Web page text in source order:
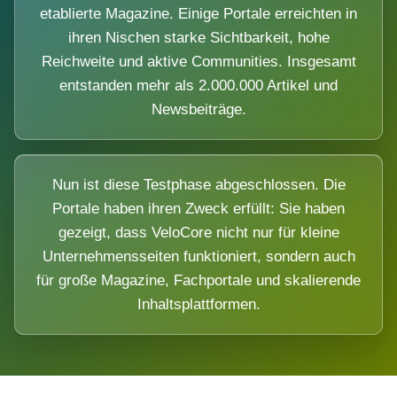
etablierte Magazine. Einige Portale erreichten in
ihren Nischen starke Sichtbarkeit, hohe
Reichweite und aktive Communities. Insgesamt
entstanden mehr als 2.000.000 Artikel und
Newsbeiträge.
Nun ist diese Testphase abgeschlossen. Die
Portale haben ihren Zweck erfüllt: Sie haben
gezeigt, dass VeloCore nicht nur für kleine
Unternehmensseiten funktioniert, sondern auch
für große Magazine, Fachportale und skalierende
Inhaltsplattformen.